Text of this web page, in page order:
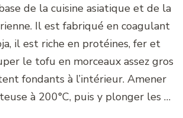
de la cuisine asiatique et de la
Il est fabriqué en coagulant
il est riche en protéines, fer et
le tofu en morceaux assez gros
fondants à l’intérieur. Amener
à 200°C, puis y plonger les …